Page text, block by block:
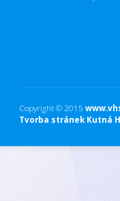
Copyright © 2015
Tvorba stránek Kutná